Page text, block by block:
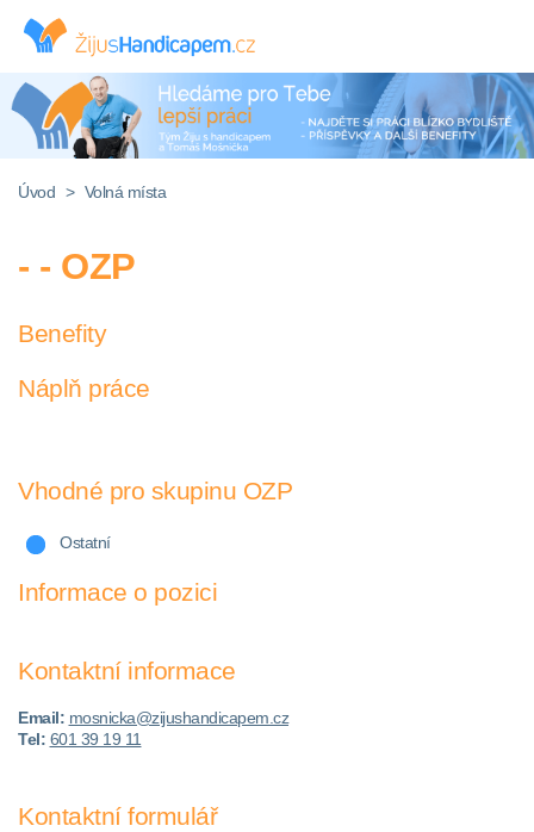
Úvod > Volná místa
- - OZP
Benefity
Náplň práce
Vhodné pro skupinu OZP
Ostatní
Informace o pozici
Kontaktní informace
Email: mosnicka@zijushandicapem.cz
Tel: 601 39 19 11
Kontaktní formulář